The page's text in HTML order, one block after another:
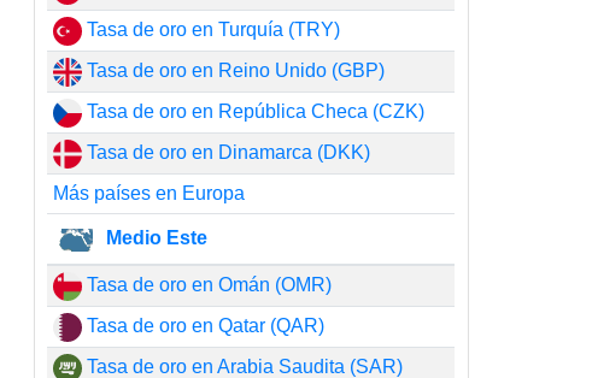
Tasa de oro en Turquía (TRY)
Tasa de oro en Reino Unido (GBP)
Tasa de oro en República Checa (CZK)
Tasa de oro en Dinamarca (DKK)
Más países en Europa
Medio Este
Tasa de oro en Omán (OMR)
Tasa de oro en Qatar (QAR)
Tasa de oro en Arabia Saudita (SAR)